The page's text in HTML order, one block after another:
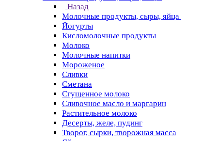
Назад
Молочные продукты, сыры, яйца
Йогурты
Кисломолочные продукты
Молоко
Молочные напитки
Мороженое
Сливки
Сметана
Сгущенное молоко
Сливочное масло и маргарин
Растительное молоко
Десерты, желе, пудинг
Творог, сырки, творожная масса